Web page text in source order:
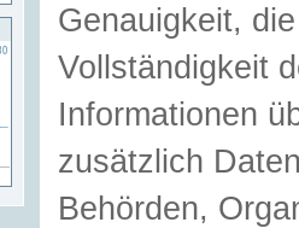
Genauigkeit,
Vollständigkeit
Informationen
zusätzlich
Behörden,